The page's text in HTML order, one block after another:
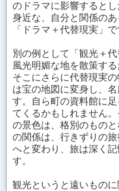
のドラマに影響すると
身近な、自分と関係の
「ドラマ＋代替現実」で
別の例として「観光＋
風光明媚な地を散策す
そこにさらに代替現実
は宝の地図に変身し、
す。自ら町の資料館に
てくるかもしれません
の景色は、格別のもの
の関係は、行きずりの
へと変わり、旅は深く
す。
観光というと遠いものに